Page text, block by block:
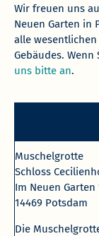
Wir freuen uns
Neuen Garten in
alle
Gebäudes. Wenn
uns bitte an.
Muschelgrotte
Schloss
Im Neuen Garten
14469 Potsdam
Die